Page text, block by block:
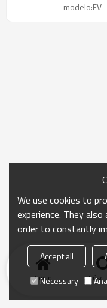
modelo:FV
Inicio
We use cookies to
experience. They
order to constantly
Accept all
Necessary